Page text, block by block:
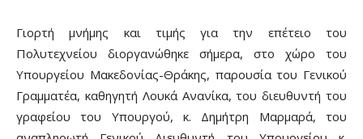
Γιορτή μνήμης και τιμής για την επέτειο του
Πολυτεχνείου διοργανώθηκε σήμερα, στο χώρο του
Υπουργείου Μακεδονίας-Θράκης, παρουσία του Γενικού
Γραμματέα, καθηγητή Λουκά Ανανίκα, του διευθυντή του
γραφείου του Υπουργού, κ. Δημήτρη Μαρμαρά, του